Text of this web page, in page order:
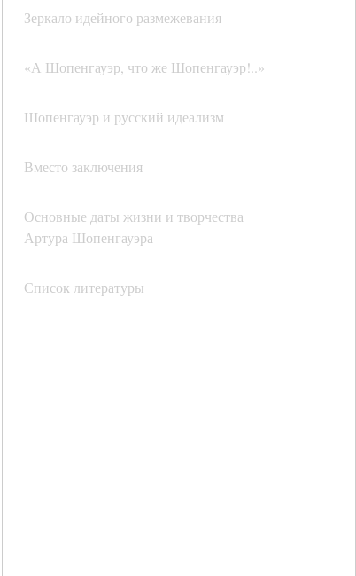
Зеркало идейного размежевания
«А Шопенгауэр, что же Шопенгауэр!..»
Шопенгауэр и русский идеализм
Вместо заключения
Основные даты жизни и творчества
Артура Шопенгауэра
Список литературы